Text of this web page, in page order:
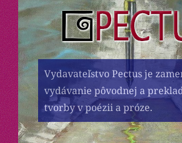
Vydavateľstvo Pectus je
vydávanie pôvodnej a
tvorby v poézii a próze.